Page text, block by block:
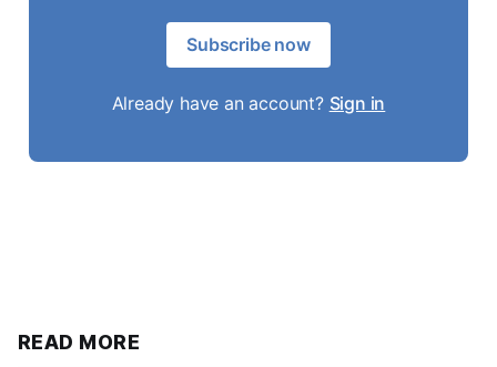
Subscribe now
Already have an account? Sign in
READ MORE